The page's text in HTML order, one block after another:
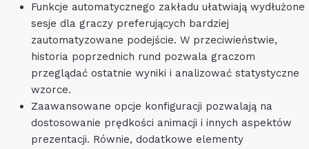
Funkcje automatycznego zakładu ułatwiają wydłużone
sesje dla graczy preferujących bardziej
zautomatyzowane podejście. W przeciwieństwie,
historia poprzednich rund pozwala graczom
przeglądać ostatnie wyniki i analizować statystyczne
wzorce.
Zaawansowane opcje konfiguracji pozwalają na
dostosowanie prędkości animacji i innych aspektów
prezentacji. Równie, dodatkowe elementy